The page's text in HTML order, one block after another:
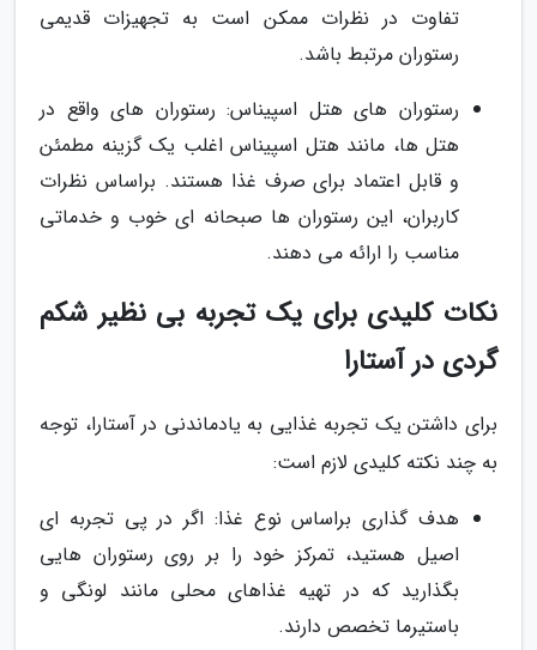
تفاوت در نظرات ممکن است به تجهیزات قدیمی
رستوران مرتبط باشد.
رستوران های هتل اسپیناس: رستوران های واقع در
هتل ها، مانند هتل اسپیناس اغلب یک گزینه مطمئن
و قابل اعتماد برای صرف غذا هستند. براساس نظرات
کاربران، این رستوران ها صبحانه ای خوب و خدماتی
مناسب را ارائه می دهند.
نکات کلیدی برای یک تجربه بی نظیر شکم
گردی در آستارا
برای داشتن یک تجربه غذایی به یادماندنی در آستارا، توجه
به چند نکته کلیدی لازم است:
هدف گذاری براساس نوع غذا: اگر در پی تجربه ای
اصیل هستید، تمرکز خود را بر روی رستوران هایی
بگذارید که در تهیه غذاهای محلی مانند لونگی و
باستیرما تخصص دارند.